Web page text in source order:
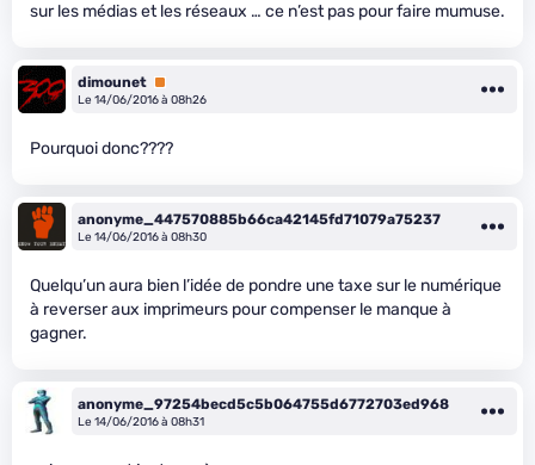
sur les médias et les réseaux … ce n’est pas pour faire mumuse.
dimounet Premium
Le 14/06/2016 à 08h26
Pourquoi donc????
anonyme_447570885b66ca42145fd71079a75237
Le 14/06/2016 à 08h30
Quelqu’un aura bien l’idée de pondre une taxe sur le numérique
à reverser aux imprimeurs pour compenser le manque à
gagner.
anonyme_97254becd5c5b064755d6772703ed968
Le 14/06/2016 à 08h31